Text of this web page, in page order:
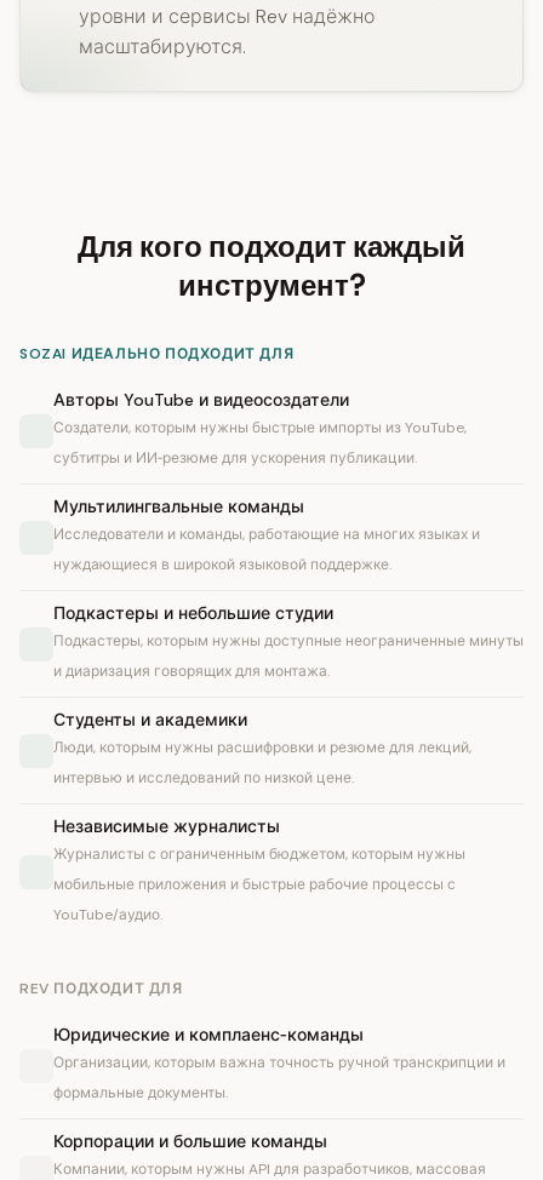
уровни и сервисы Rev надёжно
масштабируются.
Для кого подходит каждый
инструмент?
SOZAI ИДЕАЛЬНО ПОДХОДИТ ДЛЯ
Авторы YouTube и видеосоздатели
Создатели, которым нужны быстрые импорты из YouTube,
субтитры и ИИ‑резюме для ускорения публикации.
Мультилингвальные команды
Исследователи и команды, работающие на многих языках и
нуждающиеся в широкой языковой поддержке.
Подкастеры и небольшие студии
Подкастеры, которым нужны доступные неограниченные минуты
и диаризация говорящих для монтажа.
Студенты и академики
Люди, которым нужны расшифровки и резюме для лекций,
интервью и исследований по низкой цене.
Независимые журналисты
Журналисты с ограниченным бюджетом, которым нужны
мобильные приложения и быстрые рабочие процессы с
YouTube/аудио.
REV ПОДХОДИТ ДЛЯ
Юридические и комплаенс‑команды
Организации, которым важна точность ручной транскрипции и
формальные документы.
Корпорации и большие команды
Компании, которым нужны API для разработчиков, массовая